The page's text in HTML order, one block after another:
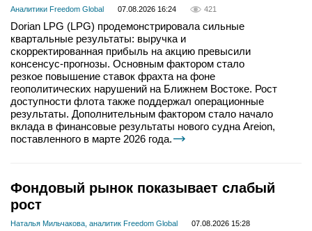
Аналитики Freedom Global 07.08.2026 16:24 421
Dorian LPG (LPG) продемонстрировала сильные
квартальные результаты: выручка и
скорректированная прибыль на акцию превысили
консенсус-прогнозы. Основным фактором стало
резкое повышение ставок фрахта на фоне
геополитических нарушений на Ближнем Востоке. Рост
доступности флота также поддержал операционные
результаты. Дополнительным фактором стало начало
вклада в финансовые результаты нового судна Areion,
поставленного в марте 2026 года.
Фондовый рынок показывает слабый
рост
Наталья Мильчакова, аналитик Freedom Global
07.08.2026 15:28